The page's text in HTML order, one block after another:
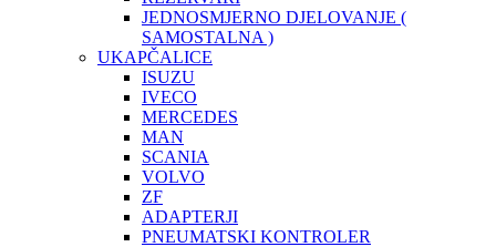
JEDNOSMJERNO DJELOVANJE (
SAMOSTALNA )
UKAPČALICE
ISUZU
IVECO
MERCEDES
MAN
SCANIA
VOLVO
ZF
ADAPTERJI
PNEUMATSKI KONTROLER